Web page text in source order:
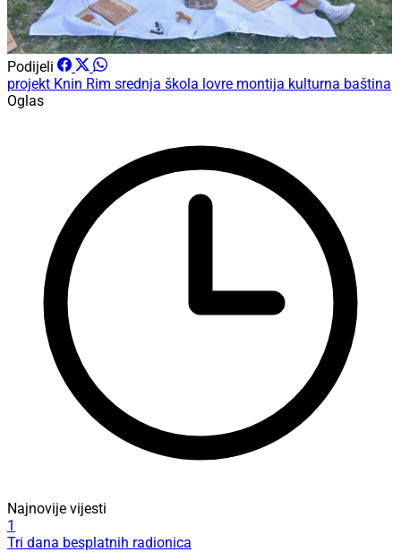
Podijeli
projekt Knin Rim srednja škola lovre montija kulturna baština
Oglas
Najnovije vijesti
1
Tri dana besplatnih radionica